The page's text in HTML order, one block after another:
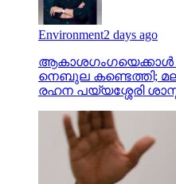
Environment2 days ago
ആകാശഗംഗയെക്കാള്‍
നെബുല കണ്ടെത്തി;
രഹന പയ്യശ്ശേരി